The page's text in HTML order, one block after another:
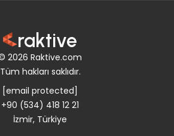
raktive
2026 Raktive.com
Tüm hakları saklıdır.
[email protected]
+90 (534) 418 12 21
İzmir, Türkiye